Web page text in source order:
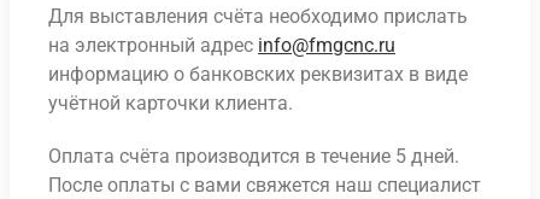
Для выставления счёта необходимо прислать
на электронный адрес info@fmgcnc.ru
информацию о банковских реквизитах в виде
учётной карточки клиента.
Оплата счёта производится в течение 5 дней.
После оплаты с вами свяжется наш специалист